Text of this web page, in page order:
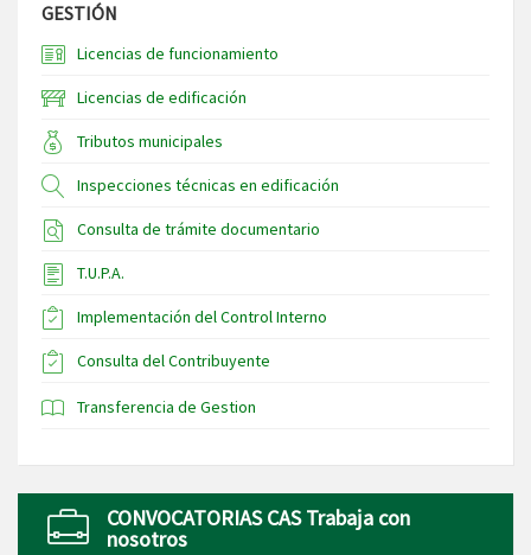
GESTIÓN
Licencias de funcionamiento
Licencias de edificación
Tributos municipales
Inspecciones técnicas en edificación
Consulta de trámite documentario
T.U.P.A.
Implementación del Control Interno
Consulta del Contribuyente
Transferencia de Gestion
CONVOCATORIAS CAS Trabaja con
nosotros